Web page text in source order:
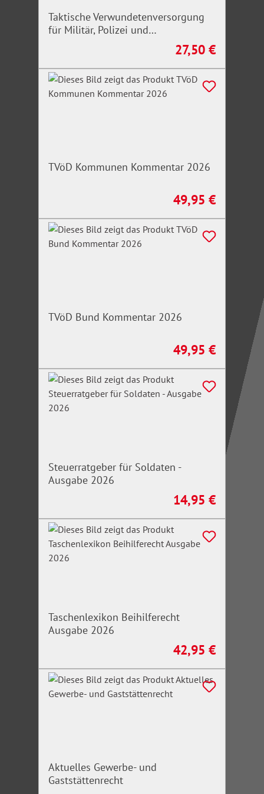
Taktische Verwundetenversorgung
für Militär, Polizei und
Regulärer Preis:
27,50 €
TVöD Kommunen Kommentar 2026
Regulärer Preis:
49,95 €
TVöD Bund Kommentar 2026
Regulärer Preis:
49,95 €
Steuerratgeber für Soldaten -
Ausgabe 2026
Regulärer Preis:
14,95 €
Taschenlexikon Beihilferecht
Ausgabe 2026
Regulärer Preis:
42,95 €
Aktuelles Gewerbe- und
Gaststättenrecht